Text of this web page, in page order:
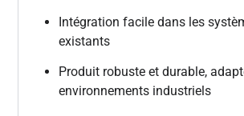
Intégration facile dans les
existants
Produit robuste et durable,
environnements industriels